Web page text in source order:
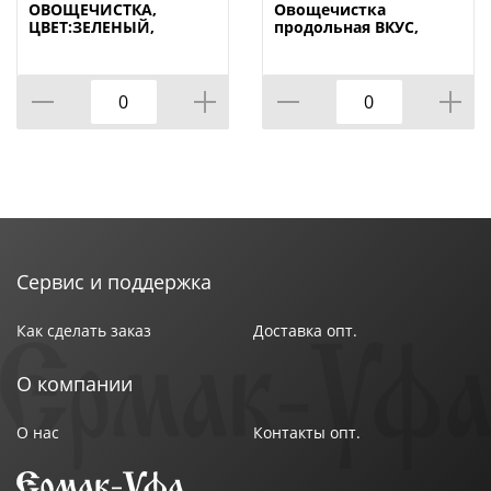
ОВОЩЕЧИСТКА,
ЦВЕТ:ЗЕЛЕНЫЙ,
Овощечистка
продольная ВКУС,
Сервис и поддержка
Как сделать заказ Доставка опт.
О компании
О нас Контакты опт.